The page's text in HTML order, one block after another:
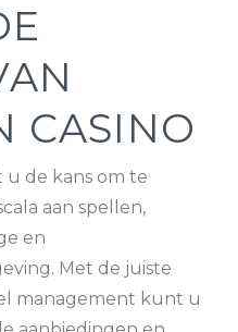
CASINO
u de kans om te
aan spellen,
en
Met de juiste
management kunt u